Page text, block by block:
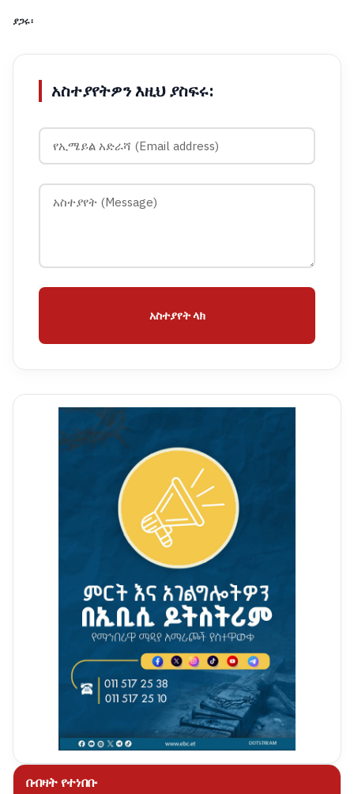
ያጋሩ፡
አስተያየትዎን እዚህ ያስፍሩ:
አስተያየት ላክ
በብዛት የተነበቡ